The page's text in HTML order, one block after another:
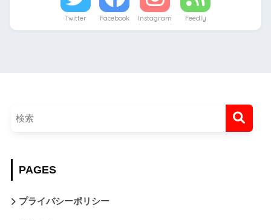
Twitter Facebook Instagram Feedly
PAGES
プライバシーポリシー